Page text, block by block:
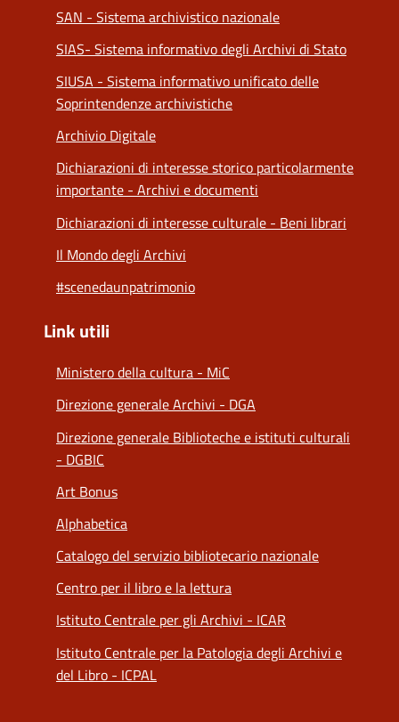
SAN - Sistema archivistico nazionale
SIAS- Sistema informativo degli Archivi di Stato
SIUSA - Sistema informativo unificato delle
Soprintendenze archivistiche
Archivio Digitale
Dichiarazioni di interesse storico particolarmente
importante - Archivi e documenti
Dichiarazioni di interesse culturale - Beni librari
Il Mondo degli Archivi
#scenedaunpatrimonio
Link utili
Ministero della cultura - MiC
Direzione generale Archivi - DGA
Direzione generale Biblioteche e istituti culturali
- DGBIC
Art Bonus
Alphabetica
Catalogo del servizio bibliotecario nazionale
Centro per il libro e la lettura
Istituto Centrale per gli Archivi - ICAR
Istituto Centrale per la Patologia degli Archivi e
del Libro - ICPAL